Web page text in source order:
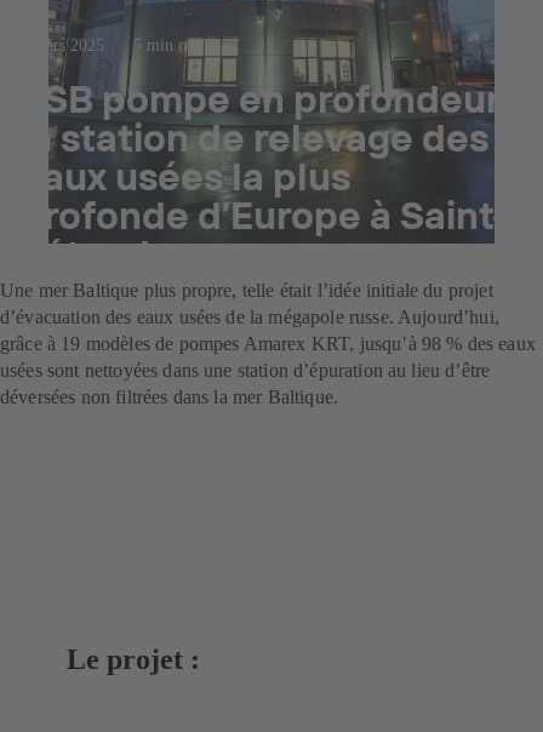
4 mars 2025 5 min read
KSB pompe en profondeur :
la station de relevage des
eaux usées la plus
profonde d’Europe à Saint-
Pétersbourg
Une mer Baltique plus propre, telle était l’idée initiale du projet
d’évacuation des eaux usées de la mégapole russe. Aujourd’hui,
grâce à 19 modèles de pompes Amarex KRT, jusqu’à 98 % des eaux
usées sont nettoyées dans une station d’épuration au lieu d’être
déversées non filtrées dans la mer Baltique.
Le projet :